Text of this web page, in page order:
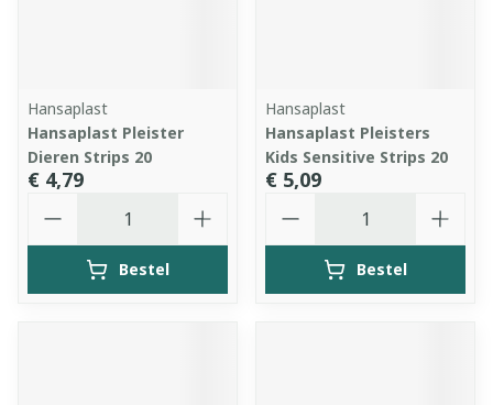
Hansaplast
Hansaplast Pleister
Dieren Strips 20
€ 4,79
Bestel
Hansaplast
Hansaplast Pleisters
Kids Sensitive Strips 20
€ 5,09
Bestel